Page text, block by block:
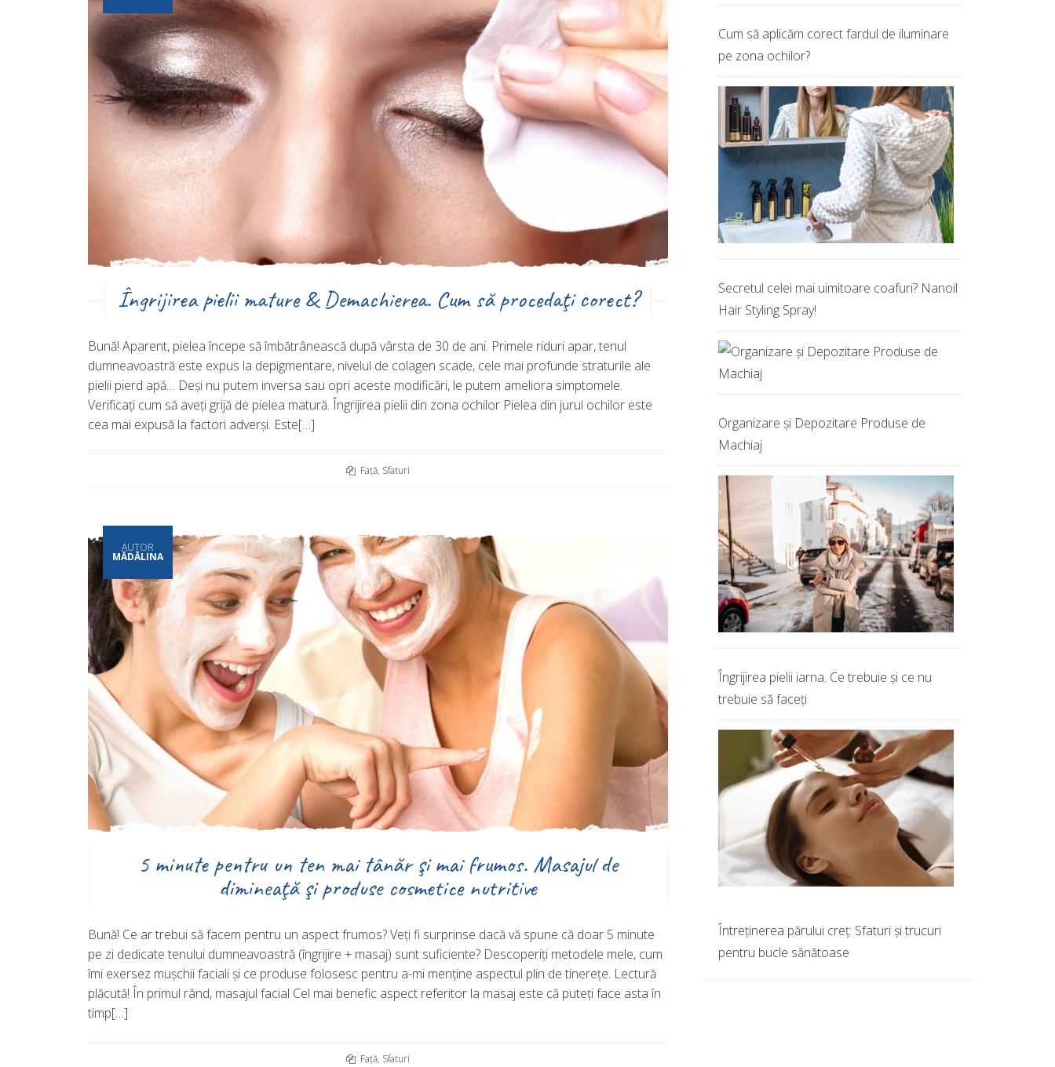
Îngrijirea pielii mature & Demachierea. Cum să procedaţi corect?
Bună! Aparent, pielea începe să îmbătrânească după vârsta de 30 de ani. Primele riduri apar, tenul
dumneavoastră este expus la depigmentare, nivelul de colagen scade, cele mai profunde straturile ale
pielii pierd apă… Deşi nu putem inversa sau opri aceste modificări, le putem ameliora simptomele.
Verificaţi cum să aveţi grijă de pielea matură. Îngrijirea pielii din zona ochilor Pielea din jurul ochilor este
cea mai expusă la factori adverşi. Este[…]
Față, Sfaturi
AUTOR
MĂDĂLINA
5 minute pentru un ten mai tânăr şi mai frumos. Masajul de
dimineaţă şi produse cosmetice nutritive
Bună! Ce ar trebui să facem pentru un aspect frumos? Veţi fi surprinse dacă vă spune că doar 5 minute
pe zi dedicate tenului dumneavoastră (îngrijire + masaj) sunt suficiente? Descoperiţi metodele mele, cum
îmi exersez muşchii faciali şi ce produse folosesc pentru a-mi menţine aspectul plin de tinereţe. Lectură
plăcută! În primul rând, masajul facial Cel mai benefic aspect referitor la masaj este că puteţi face asta în
timp[…]
Față, Sfaturi
Cum să aplicăm corect fardul de iluminare
pe zona ochilor?
Secretul celei mai uimitoare coafuri? Nanoil
Hair Styling Spray!
Organizare și Depozitare Produse de
Machiaj
Îngrijirea pielii iarna. Ce trebuie și ce nu
trebuie să faceți
Întreținerea părului creț: Sfaturi și trucuri
pentru bucle sănătoase